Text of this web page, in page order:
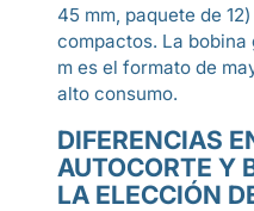
45 mm, paquete de
compactos. La
m es el formato de
alto consumo.
DIFERENCIAS
AUTOCORTE Y
LA ELECCIÓN